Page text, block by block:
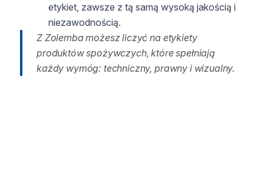
etykiet, zawsze z tą samą wysoką jakością i
niezawodnością.
Z Zolemba możesz liczyć na etykiety
produktów spożywczych, które spełniają
każdy wymóg: techniczny, prawny i wizualny.